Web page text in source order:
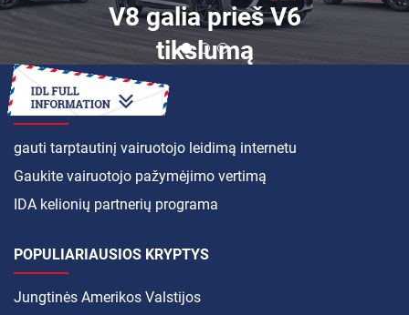
V8 galia prieš V6
tikslumą
KAIP
gauti tarptautinį vairuotojo leidimą internetu
Gaukite vairuotojo pažymėjimo vertimą
IDA kelionių partnerių programa
POPULIARIAUSIOS KRYPTYS
Jungtinės Amerikos Valstijos